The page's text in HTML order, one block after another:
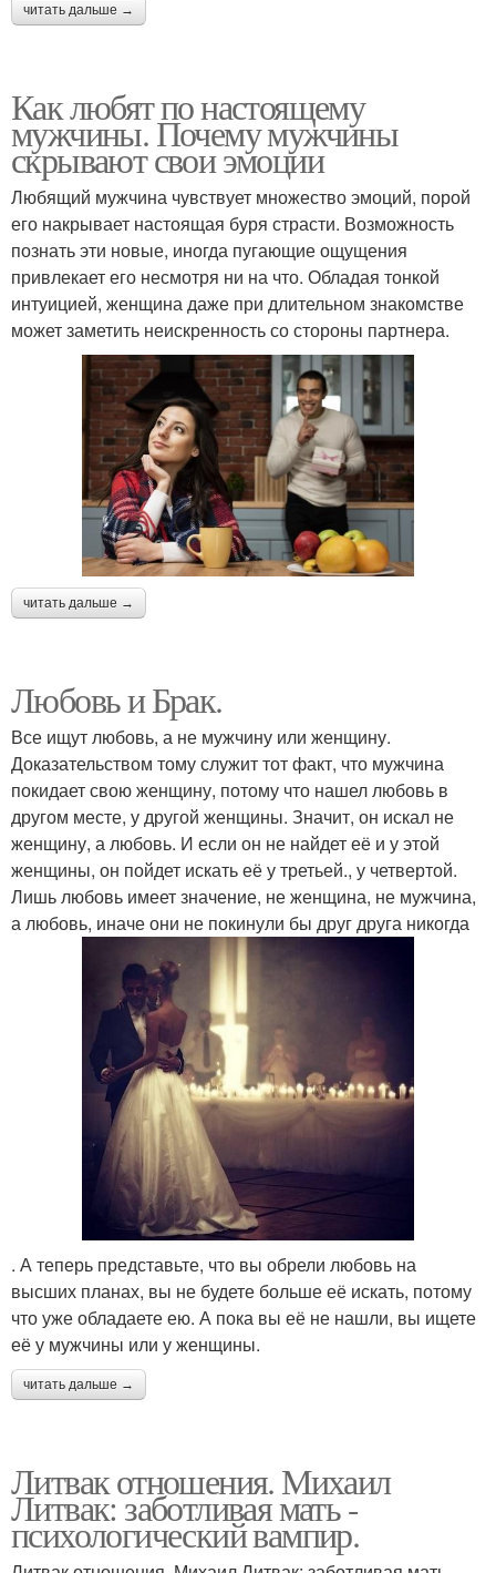
читать дальше →
Как любят по настоящему
мужчины. Почему мужчины
скрывают свои эмоции
Любящий мужчина чувствует множество эмоций, порой
его накрывает настоящая буря страсти. Возможность
познать эти новые, иногда пугающие ощущения
привлекает его несмотря ни на что. Обладая тонкой
интуицией, женщина даже при длительном знакомстве
может заметить неискренность со стороны партнера.
читать дальше →
Любовь и Брак.
Все ищут любовь, а не мужчину или женщину.
Доказательством тому служит тот факт, что мужчина
покидает свою женщину, потому что нашел любовь в
другом месте, у другой женщины. Значит, он искал не
женщину, а любовь. И если он не найдет её и у этой
женщины, он пойдет искать её у третьей., у четвертой.
Лишь любовь имеет значение, не женщина, не мужчина,
а любовь, иначе они не покинули бы друг друга никогда
. А теперь представьте, что вы обрели любовь на
высших планах, вы не будете больше её искать, потому
что уже обладаете ею. А пока вы её не нашли, вы ищете
её у мужчины или у женщины.
читать дальше →
Литвак отношения. Михаил
Литвак: заботливая мать -
психологический вампир.